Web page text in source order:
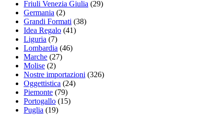
Friuli Venezia Giulia (29)
Germania (2)
Grandi Formati (38)
Idea Regalo (41)
Liguria (7)
Lombardia (46)
Marche (27)
Molise (2)
Nostre importazioni (326)
Oggettistica (24)
Piemonte (79)
Portogallo (15)
Puglia (19)